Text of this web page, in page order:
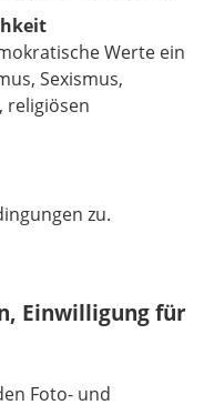
Werte ein
Sexismus,
religiösen
zu.
Einwilligung für
Foto- und